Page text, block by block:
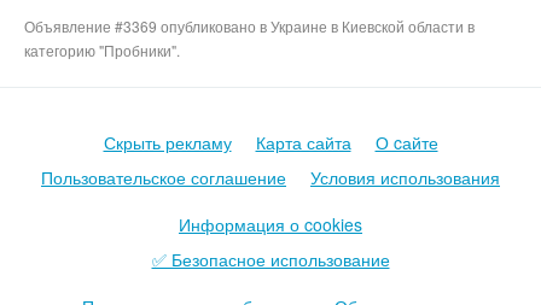
Объявление #3369 опубликовано в Украине в Киевской области в
категорию "Пробники".
Скрыть рекламу Карта сайта
О cайте
Пользовательское соглашение
Условия использования
Информация о cookies
✅ Безопасное использование